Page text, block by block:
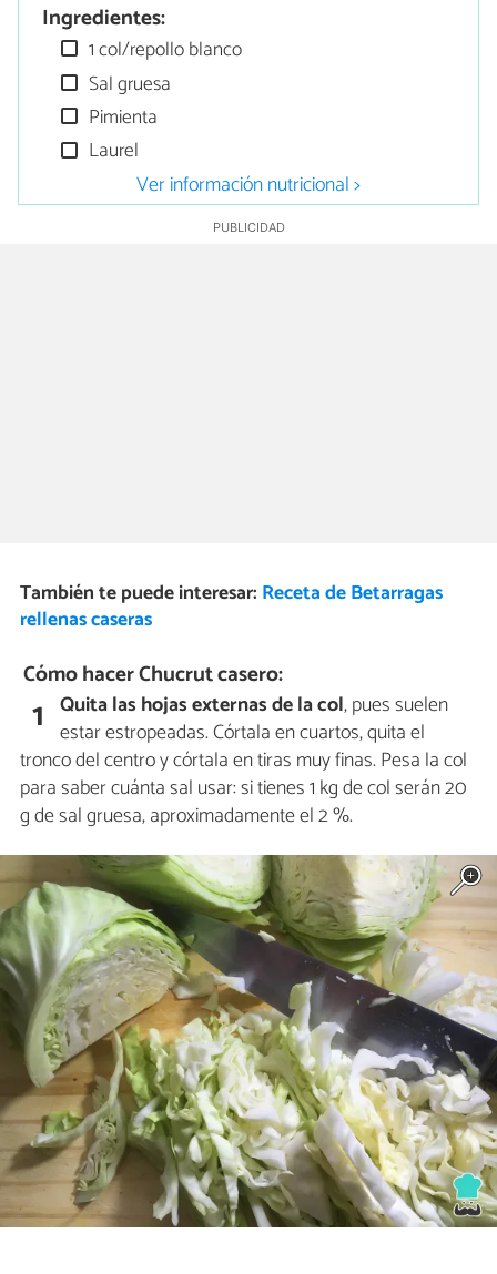
Ingredientes:
1 col/repollo blanco
Sal gruesa
Pimienta
Laurel
Ver información nutricional >
También te puede interesar: Receta de Betarragas
rellenas caseras
Cómo hacer Chucrut casero:
1 Quita las hojas externas de la col, pues suelen
estar estropeadas. Córtala en cuartos, quita el
tronco del centro y córtala en tiras muy finas. Pesa la col
para saber cuánta sal usar: si tienes 1 kg de col serán 20
g de sal gruesa, aproximadamente el 2 %.